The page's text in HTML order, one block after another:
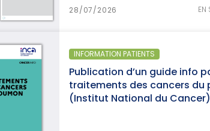
28/07/2026 EN
INFORMATION PATIENTS
Publication d’un guide info
traitements des cancers du
(Institut National du Cancer)